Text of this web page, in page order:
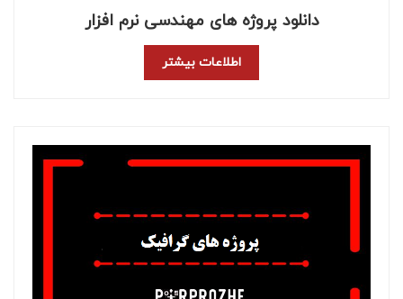
دانلود پروژه های مهندسی نرم افزار
اطلاعات بیشتر